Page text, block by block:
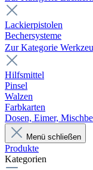
Lackierpistolen
Bechersysteme
Zur Kategorie
Hilfsmittel
Pinsel
Walzen
Farbkarten
Dosen, Eimer,
Menü schließen
Produkte
Kategorien